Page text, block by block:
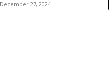
December 27, 2024